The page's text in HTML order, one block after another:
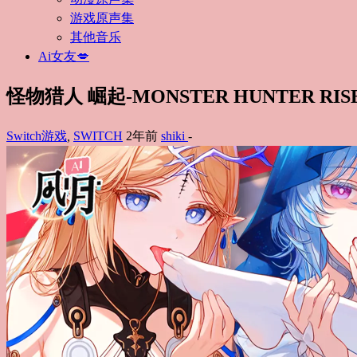
游戏原声集
其他音乐
Ai女友💋
怪物猎人 崛起-MONSTER HUNTER
Switch游戏 SWITCH 2年前 shiki -